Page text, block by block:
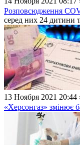
Розповсюдження
серед них 24 дитини
13 Ноября 2021 20:44
«Херсонгаз» змінює